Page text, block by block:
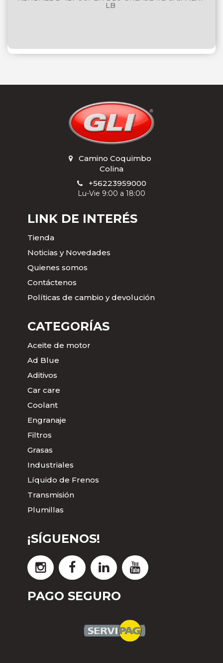
LB
Camino Coquimbo
Colina
+56223959000
Lu-Vie 9:00 a 18:00
LINK DE INTERÉS
Tienda
Noticias y Novedades
Quienes somos
Contáctenos
Políticas de cambio y devolución
CATEGORÍAS
Aceite de motor
Ad Blue
Aditivos
Car care
Coolant
Engranaje
Filtros
Grasas
Industriales
Líquido de Frenos
Transmisión
Plumillas
¡SÍGUENOS!
PAGO SEGURO